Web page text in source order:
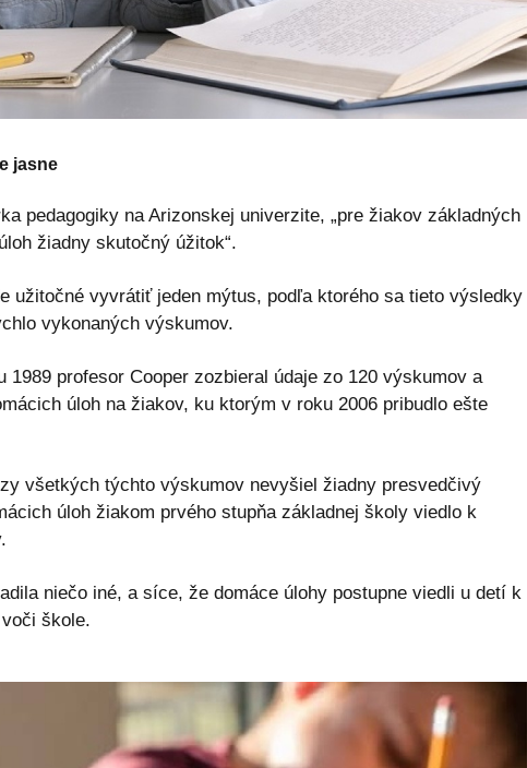
jasne
pedagogiky na Arizonskej univerzite, „pre žiakov základných
žiadny skutočný úžitok“.
užitočné vyvrátiť jeden mýtus, podľa ktorého sa tieto výsledky
vykonaných výskumov.
1989 profesor Cooper zozbieral údaje zo 120 výskumov a
úloh na žiakov, ku ktorým v roku 2006 pribudlo ešte
všetkých týchto výskumov nevyšiel žiadny presvedčivý
úloh žiakom prvého stupňa základnej školy viedlo k
niečo iné, a síce, že domáce úlohy postupne viedli u detí k
škole.